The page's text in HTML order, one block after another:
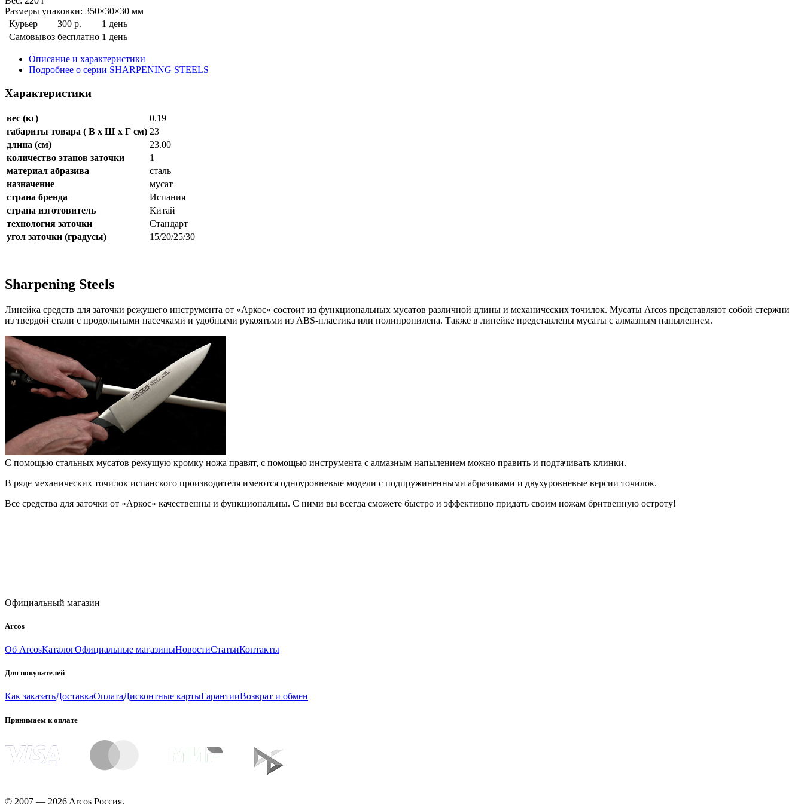
Размеры упаковки: 350×30×30 мм
Курьер
300 р.
1 день
Самовывоз бесплатно 1 день
Описание и характеристики
Подробнее о серии SHARPENING STEELS
Характеристики
вес (кг)
0.19
габариты товара ( B x Ш x Г см) 23
длина (см)
23.00
количество этапов заточки
1
материал абразива
сталь
назначение
мусат
страна бренда
Испания
страна изготовитель
Китай
технология заточки
Стандарт
угол заточки (градусы)
15/20/25/30
Sharpening Steels
Линейка средств для заточки режущего инструмента от «Аркос» состоит из функциональных мусатов различной длины и механических точилок. Мусаты Arcos представляют собой стержни
из твердой стали с продольными насечками и удобными рукоятьми из ABS-пластика или полипропилена. Также в линейке представлены мусаты с алмазным напылением.
С помощью стальных мусатов режущую кромку ножа правят, с помощью инструмента с алмазным напылением можно править и подтачивать клинки.
В ряде механических точилок испанского производителя имеются одноуровневые модели с подпружиненными абразивами и двухуровневые версии точилок.
Все средства для заточки от «Аркос» качественны и функциональны. С ними вы всегда сможете быстро и эффективно придать своим ножам бритвенную остроту!
Официальный магазин
Arcos
Об ArcosКаталогОфициальные магазиныНовостиСтатьиКонтакты
Для покупателей
Как заказатьДоставкаОплатаДисконтные картыГарантииВозврат и обмен
Принимаем к оплате
© 2007 — 2026 Arcos Россия.